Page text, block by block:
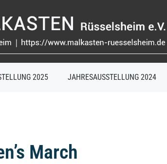
2025 JAHRESAUSSTELLUNG 2024
March